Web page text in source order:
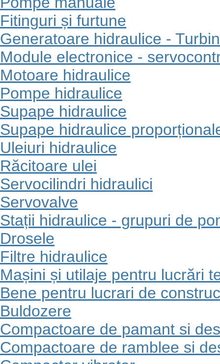
Fitinguri și furtune
Generatoare hidraulice -
Module electronice -
Motoare hidraulice
Pompe hidraulice
Supape hidraulice
Supape hidraulice
Uleiuri hidraulice
Răcitoare ulei
Servocilindri hidraulici
Servovalve
Stații hidraulice - grupuri de
Drosele
Filtre hidraulice
Mașini și utilaje pentru lucrări
Bene pentru lucrari de
Buldozere
Compactoare de pamant si
Compactoare de ramblee si